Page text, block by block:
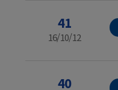
41
16/10/12
40